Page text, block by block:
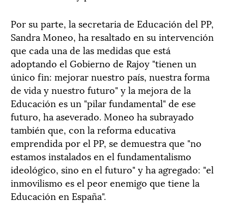
Por su parte, la secretaria de Educación del PP,
Sandra Moneo, ha resaltado en su intervención
que cada una de las medidas que está
adoptando el Gobierno de Rajoy "tienen un
único fin: mejorar nuestro país, nuestra forma
de vida y nuestro futuro" y la mejora de la
Educación es un "pilar fundamental" de ese
futuro, ha aseverado. Moneo ha subrayado
también que, con la reforma educativa
emprendida por el PP, se demuestra que "no
estamos instalados en el fundamentalismo
ideológico, sino en el futuro" y ha agregado: "el
inmovilismo es el peor enemigo que tiene la
Educación en España".